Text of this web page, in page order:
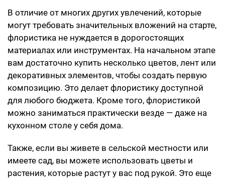
В отличие от многих других увлечений, которые
могут требовать значительных вложений на старте,
флористика не нуждается в дорогостоящих
материалах или инструментах. На начальном этапе
вам достаточно купить несколько цветов, лент или
декоративных элементов, чтобы создать первую
композицию. Это делает флористику доступной
для любого бюджета. Кроме того, флористикой
можно заниматься практически везде — даже на
кухонном столе у себя дома.
Также, если вы живете в сельской местности или
имеете сад, вы можете использовать цветы и
растения, которые растут у вас под рукой. Это еще